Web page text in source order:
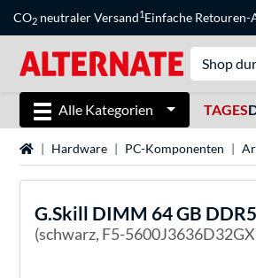
CO2 neutraler Versand1Einfache
Alle Kategorien TAGES
StartseiteHardware PC-Komponenten
G.Skill DIMM 64 GB
(schwarz, F5-